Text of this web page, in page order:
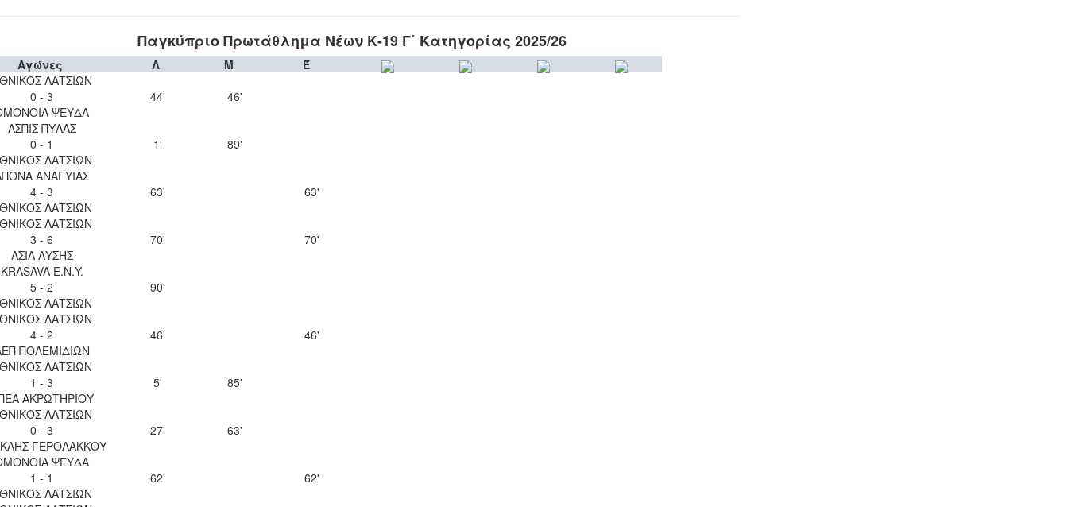
Παγκύπριο Πρωτάθλημα Νέων Κ-19 Γ΄ Κατηγορίας 2025/26
Αγώνες Λ Μ
Έ
ΛΑΤΣΙΩΝ
0 - 3
ΨΕΥΔΑ
44'
46'
ΑΣΠΙΣ ΠΥΛΑΣ
0 - 1
ΛΑΤΣΙΩΝ
1'
89'
ΑΝΑΓΥΙΑΣ
4 - 3
ΛΑΤΣΙΩΝ
63'
63'
ΛΑΤΣΙΩΝ
3 - 6
ΑΣΙΛ ΛΥΣΗΣ
70'
70'
KRASAVA Ε.Ν.Y.
5 - 2
ΛΑΤΣΙΩΝ
90'
ΛΑΤΣΙΩΝ
4 - 2
ΠΟΛΕΜΙΔΙΩΝ
46'
46'
ΛΑΤΣΙΩΝ
1 - 3
ΑΚΡΩΤΗΡΙΟΥ
5'
85'
ΛΑΤΣΙΩΝ
0 - 3
ΓΕΡΟΛΑΚΚΟΥ
27'
63'
ΨΕΥΔΑ
1 - 1
ΛΑΤΣΙΩΝ
62'
62'